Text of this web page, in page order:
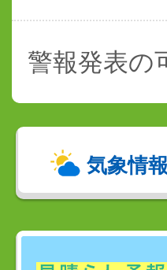
警報発表の
気象情報